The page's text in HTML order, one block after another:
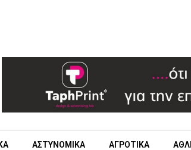
ΑΣΤΥΝΟΜΙΚΑ ΑΓΡΟΤΙΚΑ